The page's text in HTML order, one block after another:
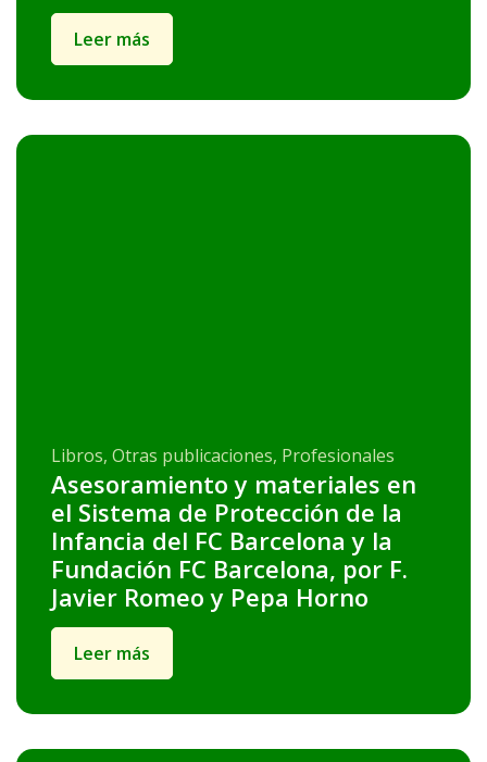
Leer más
Libros, Otras publicaciones, Profesionales
Asesoramiento y materiales en
el Sistema de Protección de la
Infancia del FC Barcelona y la
Fundación FC Barcelona, por F.
Javier Romeo y Pepa Horno
Leer más